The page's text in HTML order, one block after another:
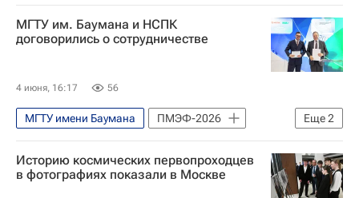
Россия
Анна Цивилева
Сергей Чемезов
Ростех
МГТУ им. Баумана и НСПК
договорились о сотрудничестве
4 июня, 16:17 56
Еще2
МГТУ имени Баумана
ПМЭФ-2026
Михаил Гордин
Дмитрий Дубынин
Историю космических первопроходцев
в фотографиях показали в Москве